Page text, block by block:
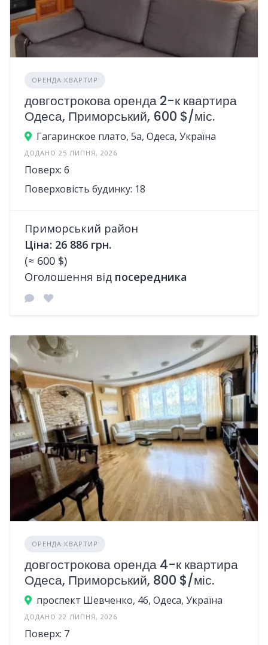
ОРЕНДА КВАРТИР
довгострокова оренда 2-к квартира
Одеса, Приморський, 600 $/міс.
Гагаринское плато, 5а, Одеса, Україна
ДОДАНО 25 ЛИПНЯ, 2026
Поверх: 6
Поверховість будинку: 18
Приморський район
Ціна: 26 886 грн.
(≈ 600 $)
Оголошення від посередника
ОРЕНДА КВАРТИР
довгострокова оренда 4-к квартира
Одеса, Приморський, 800 $/міс.
проспект Шевченко, 4б, Одеса, Україна
ДОДАНО 22 ЛИПНЯ, 2026
Поверх: 7